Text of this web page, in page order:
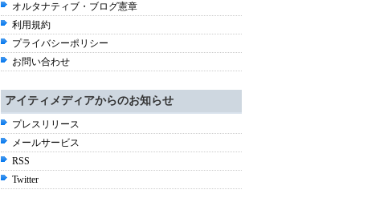
オルタナティブ・ブログ憲章
利用規約
プライバシーポリシー
お問い合わせ
アイティメディアからのお知らせ
プレスリリース
メールサービス
RSS
Twitter